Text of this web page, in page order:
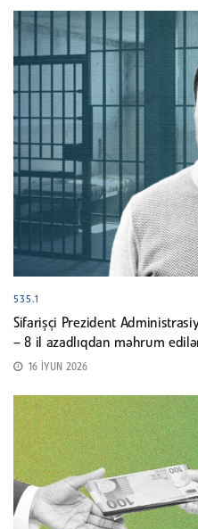
535.1
Sifarişçi Prezident
– 8 il azadlıqdan məhrum
16 İYUN 2026